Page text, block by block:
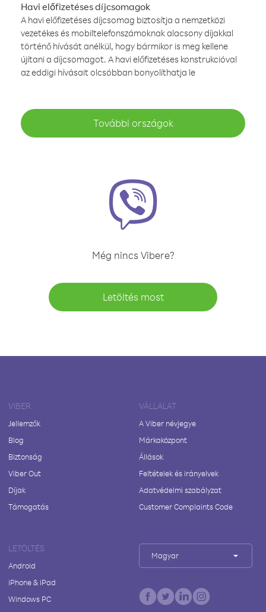
Havi előfizetéses díjcsomagok
A havi előfizetéses díjcsomag biztosítja a nemzetközi
vezetékes és mobiltelefonszámoknak alacsony díjakkal
történő hívását anélkül, hogy bármikor is meg kellene
újítani a díjcsomagot. A havi előfizetéses konstrukcióval
az eddigi hívásait olcsóbban bonyolíthatja le
További országok
Még nincs Vibere?
Letöltés most
VIBER
Jellemzők
Blog
Biztonság
Viber Out
Díjak
Támogatás
VÁLLALAT
A Viber névjegye
Márkaközpont
Állások
Feltételek és irányelvek
Adatvédelmi szabályzat
Customer Complaints Code
LETÖLTÉS
Android
iPhone & iPad
Windows PC
Magyar